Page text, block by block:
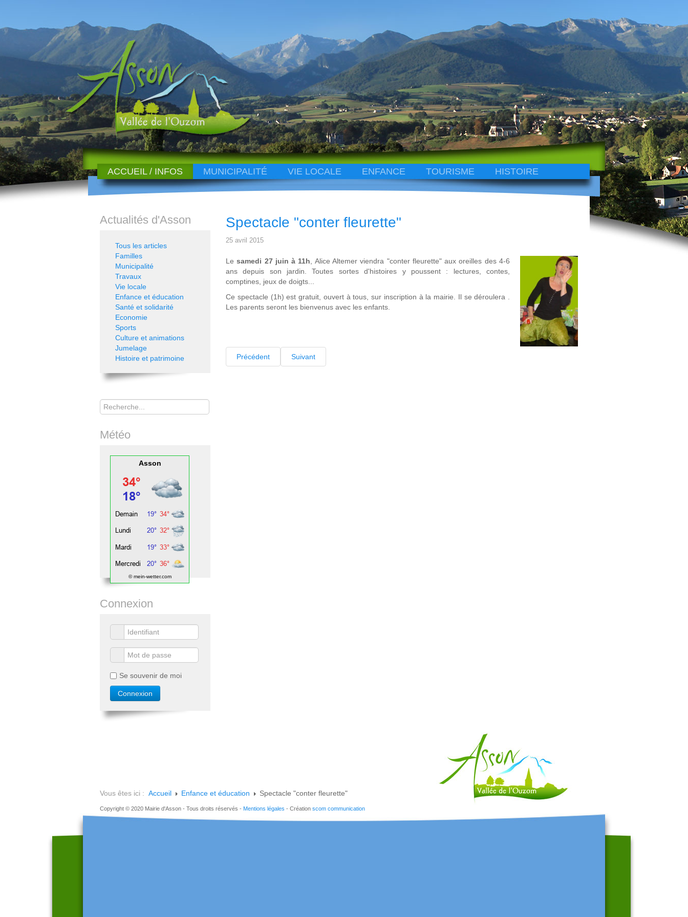
ACCUEIL / INFOS MUNICIPALITÉ VIE LOCALE ENFANCE TOURISME HISTOIRE
Spectacle "conter fleurette"
25 avril 2015
Lesamedi 27 juin à 11h , Alice Altemer viendra "conter fleurette" aux oreilles des 4-6
ans depuis son jardin. Toutes sortes d'histoires y poussent : lectures, contes,
comptines, jeux de doigts...
Ce spectacle (1h) est gratuit, ouvert à tous, sur inscription à la mairie. Il se déroulera .
Les parents seront les bienvenus avec les enfants.
Précédent Suivant
Actualités d'Asson
Tous les articles
Familles
Municipalité
Travaux
Vie locale
Enfance et éducation
Santé et solidarité
Economie
Sports
Culture et animations
Jumelage
Histoire et patrimoine
Rechercher
Météo
Asson
© mein-wetter.com
Connexion
Se souvenir de moi
Vous êtes ici : Accueil Enfance et éducation Spectacle "conter fleurette"
Copyright © 2020 Mairie d'Asson - Tous droits réservés - Mentions légales - Création scom communication